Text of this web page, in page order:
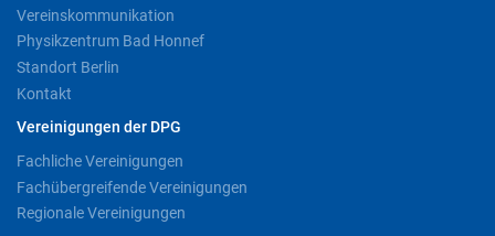
Vereinskommunikation
Physikzentrum Bad Honnef
Standort Berlin
Kontakt
Vereinigungen der DPG
Fachliche Vereinigungen
Fachübergreifende Vereinigungen
Regionale Vereinigungen